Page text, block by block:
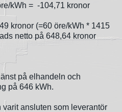
kWh = -104,71 kronor
kronor (=60 öre/kWh * 1415
netto på 648,64 kronor
på elhandeln och
på 646 kWh.
ansluten som leverantör